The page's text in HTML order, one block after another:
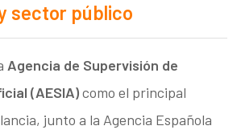
sector público
Agencia de Supervisión de
(AESIA)como el principal
junto a la Agencia Española